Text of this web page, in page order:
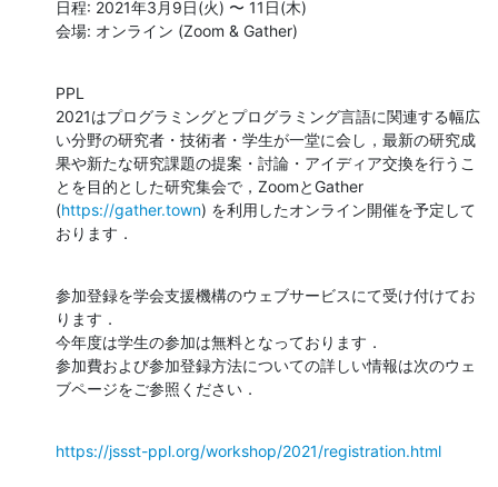
日程: 2021年3月9日(火) 〜 11日(木)
会場: オンライン (Zoom & Gather)
PPL
2021はプログラミングとプログラミング言語に関連する幅広
い分野の研究者・技術者・学生が一堂に会し，最新の研究成
果や新たな研究課題の提案・討論・アイディア交換を行うこ
とを目的とした研究集会で，ZoomとGather
(https://gather.town) を利用したオンライン開催を予定して
おります．
参加登録を学会支援機構のウェブサービスにて受け付けてお
ります．
今年度は学生の参加は無料となっております．
参加費および参加登録方法についての詳しい情報は次のウェ
ブページをご参照ください．
https://jssst-ppl.org/workshop/2021/registration.html